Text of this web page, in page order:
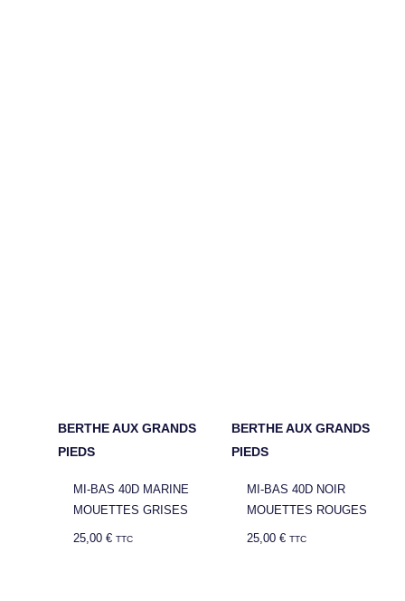
BERTHE AUX GRANDS
PIEDS
MI-BAS 40D MARINE
MOUETTES GRISES
25,00€ TTC
BERTHE AUX GRANDS
PIEDS
MI-BAS 40D NOIR
MOUETTES ROUGES
25,00€ TTC